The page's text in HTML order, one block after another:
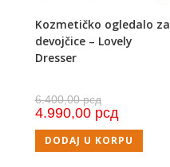
Kozmetičko ogledalo za
devojčice – Lovely
Dresser
6.400,00рсд
4.990,00 рсд
DODAJ U KORPU